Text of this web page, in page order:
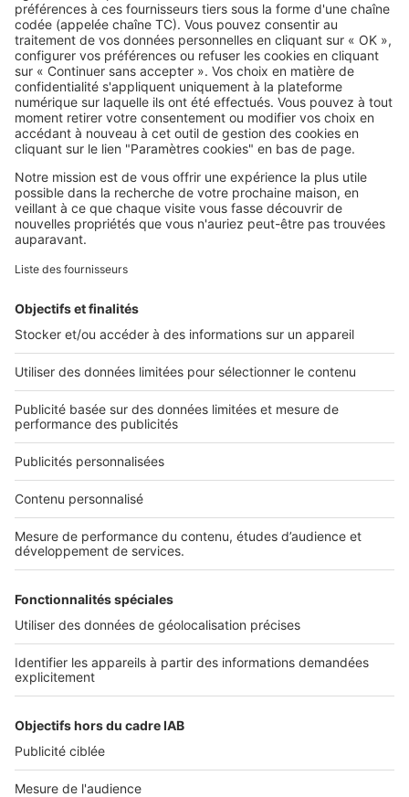
SeLoger c'est aussi
Retrouvez-nous sur ...
L'ENTREPRISE
Nous contacter
Nous recrutons
NOS APPLICATIONS
Découvrez nos applications
Tous nos services pro
Accès client
À DÉCOUVRIR
Annuaire des professionnels
Tout l'immobilier
Toutes les villes
Tous les départements
Toutes les régions